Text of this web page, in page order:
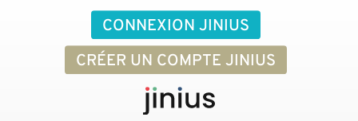
CONNEXION JINIUS
CRÉER UN COMPTE JINIUS